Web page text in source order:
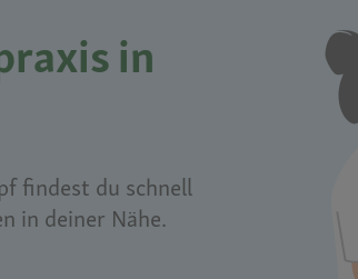
in
findest du schnell
in deiner Nähe.